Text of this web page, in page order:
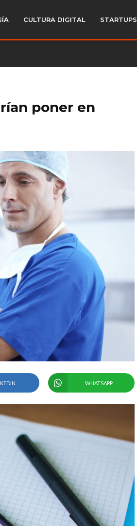
CULTURA DIGITAL STARTUPS
poner en
WHATSAPP